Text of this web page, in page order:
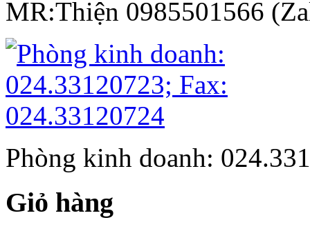
MR:Thiện 0985501566
Phòng kinh doanh:
Giỏ hàng